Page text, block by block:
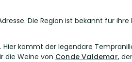
Die Region ist bekannt für ihre
Hier kommt der legendäre
die Weine von Conde Valdemar,